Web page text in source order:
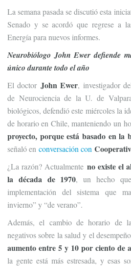
La semana pasada se discutió esta
Senado y se acordó que regrese a
Energía para nuevos informes.
Neurobiólogo John Ewer defiende
único durante todo el año
El doctorJohn Ewer, investigador
de Neurociencia de la U. de
biológicos, defendió este miércoles la
de horario en Chile, manteniendo un
proyecto, porque está basado en la
señaló en conversación con
¿La razón? Actualmente no existe el
la década de 1970, un hecho
implementación del sistema que
invierno” y “de verano”.
Además, el cambio de horario de
negativos sobre la salud y el
aumento entre 5 y 10 por ciento de
la gente está más estresada, y esas